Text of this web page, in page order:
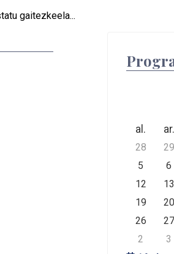
gaitezkeela...
al. ar.
28 29
5
6
12
13
19
20
26
27
2
3